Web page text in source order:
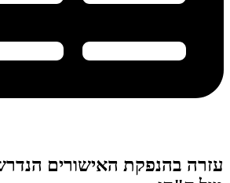
עזרה בהנפקת האישורים